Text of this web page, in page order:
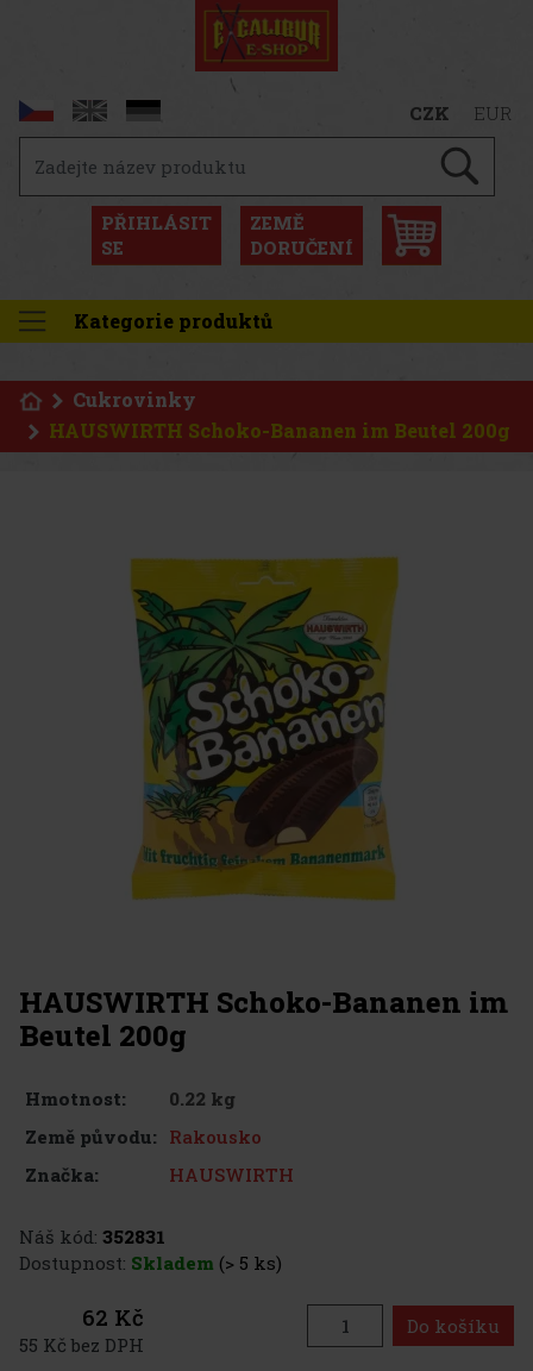
CZK EUR
PŘIHLÁSIT
SE
ZEMĚ
DORUČENÍ
Kategorie produktů
Cukrovinky
HAUSWIRTH Schoko-Bananen im Beutel 200g
HAUSWIRTH Schoko-Bananen im
Beutel 200g
Hmotnost:
0.22 kg
Země původu: Rakousko
Značka:
HAUSWIRTH
Náš kód: 352831
Dostupnost: Skladem (> 5 ks)
62 Kč
55 Kč bez DPH
Do košíku